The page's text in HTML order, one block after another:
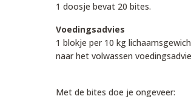
1 doosje bevat 20 bites.
Voedingsadvies
1 blokje per 10 kg
naar het volwassen
Met de bites doe je ongeveer: